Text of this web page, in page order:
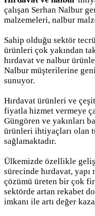
çalışan Serhan Nalbur
malzemeleri, nalbur
Sahip olduğu sektör
ürünleri çok yakından
hırdavat ve nalbur
Nalbur müşterilerine
sunuyor.
Hırdavat ürünleri ve
fiyatla hizmet vermeye
Güngören ve yakınları
ürünleri ihtiyaçları olan
sağlamaktadır.
Ülkemizde özellikle
sürecinde hırdavat,
çözümü üreten bir çok
sektörde artan rekabet
imkanı ile artı değer